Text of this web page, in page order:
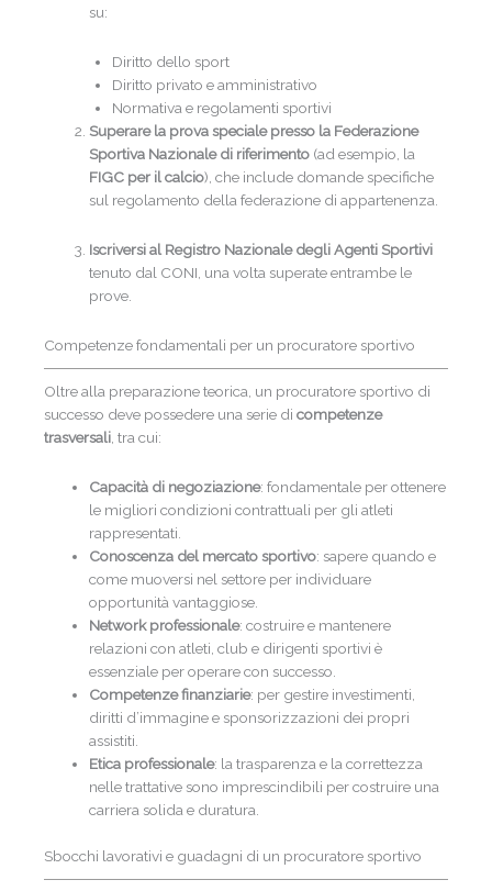
su:
Diritto dello sport
Diritto privato e amministrativo
Normativa e regolamenti sportivi
Superare la prova speciale presso la Federazione
Sportiva Nazionale di riferimento (ad esempio, la
FIGC per il calcio), che include domande specifiche
sul regolamento della federazione di appartenenza.
Iscriversi al Registro Nazionale degli Agenti Sportivi
tenuto dal CONI, una volta superate entrambe le
prove.
Competenze fondamentali per un procuratore sportivo
Oltre alla preparazione teorica, un procuratore sportivo di
successo deve possedere una serie di competenze
trasversali, tra cui:
Capacità di negoziazione: fondamentale per ottenere
le migliori condizioni contrattuali per gli atleti
rappresentati.
Conoscenza del mercato sportivo: sapere quando e
come muoversi nel settore per individuare
opportunità vantaggiose.
Network professionale: costruire e mantenere
relazioni con atleti, club e dirigenti sportivi è
essenziale per operare con successo.
Competenze finanziarie: per gestire investimenti,
diritti d’immagine e sponsorizzazioni dei propri
assistiti.
Etica professionale: la trasparenza e la correttezza
nelle trattative sono imprescindibili per costruire una
carriera solida e duratura.
Sbocchi lavorativi e guadagni di un procuratore sportivo